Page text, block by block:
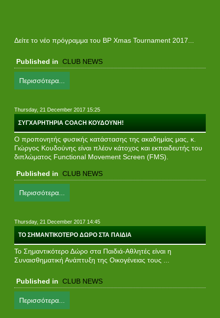
Δείτε το νέο πρόγραμμα του BP Xmas Tournament 2017...
Published in CLUB NEWS
Περισσότερα...
Thursday, 21 December 2017 15:25
ΣΥΓΧΑΡΗΤΗΡΙΑ COACH ΚΟΥΔΟYΝΗ!
Ο προπονητής φυσικής κατάστασης της ακαδημίας μας, κ.
Γιώργος Κουδούνης είναι πλέον κάτοχος και εκπαιδευτής του
διπλώματος Functional Movement Screen (FMS).
Published in CLUB NEWS
Περισσότερα...
Thursday, 21 December 2017 14:45
ΤΟ ΣΗΜΑΝΤΙΚΟΤΕΡΟ ΔΩΡO ΣΤΑ ΠΑΙΔΙΑ
Το Σημαντικότερο Δώρο στα Παιδιά-Αθλητές είναι η
Συναισθηματική Ανάπτυξη της Οικογένειας τους ...
Published in CLUB NEWS
Περισσότερα...